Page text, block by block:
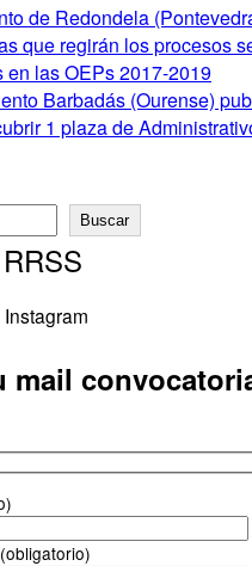
de Redondela
que regirán los procesos
las OEPs 2017-2019
Barbadás (Ourense)
1 plaza de
Buscar
Instagram
mail